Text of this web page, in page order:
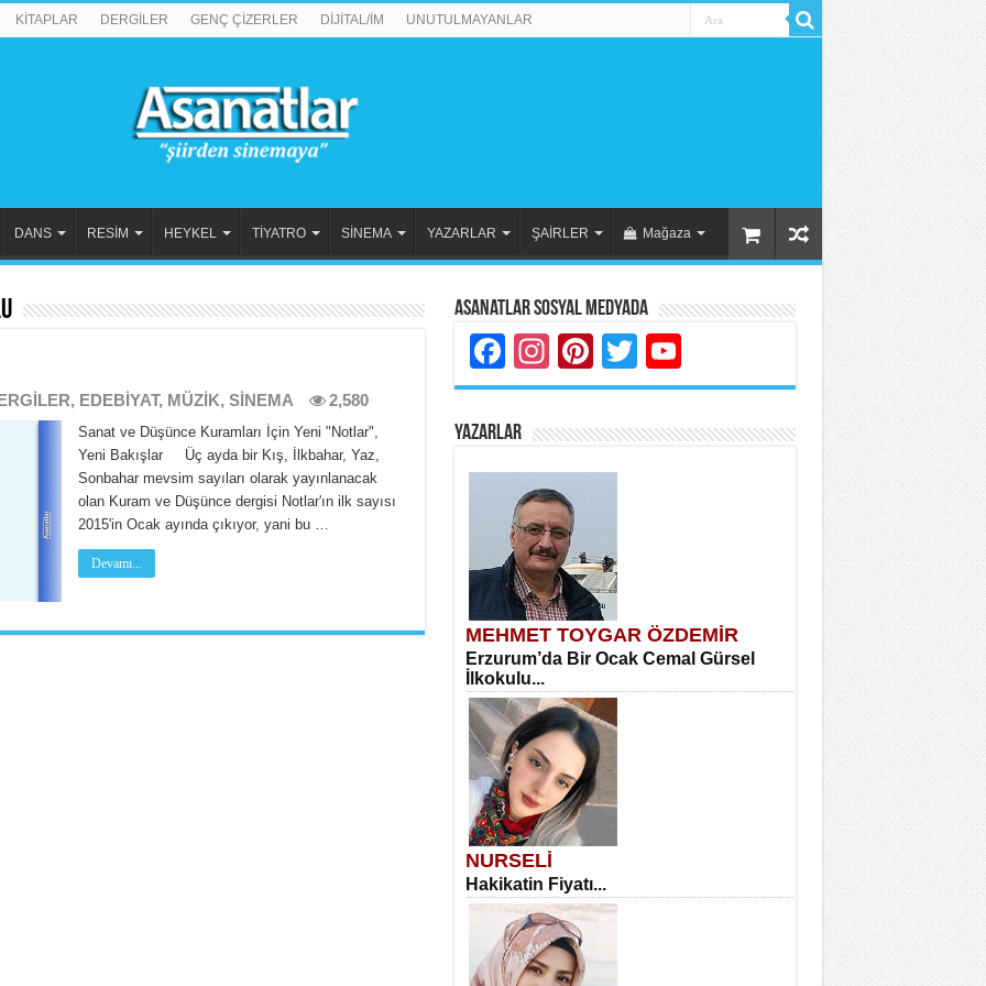
KİTAPLAR DERGİLER GENÇ ÇİZERLER DİJİTAL/İM UNUTULMAYANLAR
DANS RESİM HEYKEL TİYATRO SİNEMA YAZARLAR ŞAİRLER Mağaza
, EDEBİYAT, MÜZİK, SİNEMA 2,580
Sanat ve Düşünce Kuramları İçin Yeni "Notlar",
Yeni Bakışlar Üç ayda bir Kış, İlkbahar, Yaz,
Sonbahar mevsim sayıları olarak yayınlanacak
olan Kuram ve Düşünce dergisi Notlar'ın ilk sayısı
2015'in Ocak ayında çıkıyor, yani bu …
Devamı...
Asanatlar Sosyal Medyada
Facebook
Instagram
Pinterest
Twitter
YAZARLAR
MEHMET TOYGAR ÖZDEMİR
Erzurum’da Bir Ocak Cemal Gürsel
İlkokulu...
NURSELİ
Hakikatin Fiyatı...